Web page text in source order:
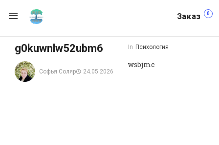
Заказ 0
g0kuwnlw52ubm6
Софья Соляр 24.05.2026
In Психология
wsbjmc